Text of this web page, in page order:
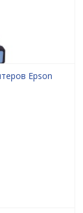
Epson